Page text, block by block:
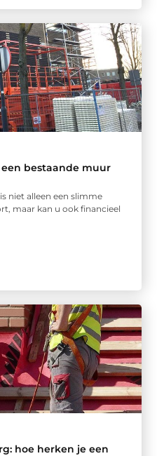
bestaande muur
niet alleen een slimme
maar kan u ook financieel
hoe herken je een